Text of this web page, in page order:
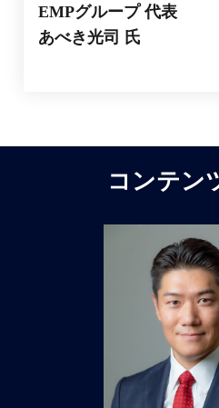
EMPグループ 代表
あべき光司 氏
コンテン